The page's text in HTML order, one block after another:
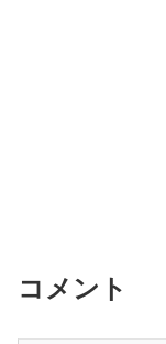
コメント